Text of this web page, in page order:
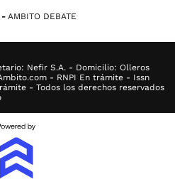
AMBITO DEBATE
Nefir S.A. - Domicilio: Olleros
- RNPI En trámite - Issn
- Todos los derechos reservados